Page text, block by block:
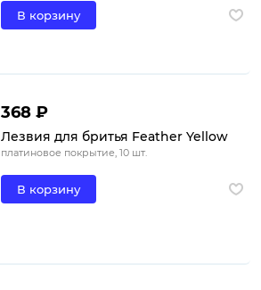
В корзину
368 ₽
Лезвия для бритья Feather Yellow
платиновое покрытие, 10 шт.
В корзину